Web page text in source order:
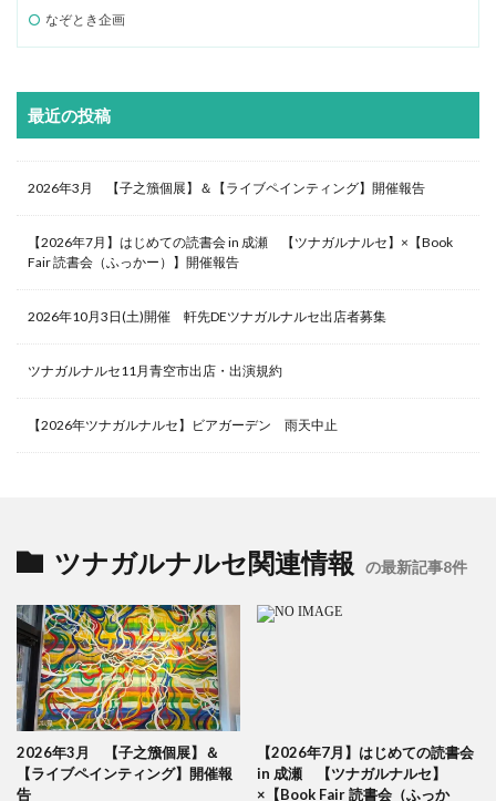
なぞとき企画
最近の投稿
2026年3月 【子之籏個展】＆【ライブペインティング】開催報告
【2026年7月】はじめての読書会 in 成瀬 【ツナガルナルセ】×【Book
Fair 読書会（ふっかー）】開催報告
2026年10月3日(土)開催 軒先DEツナガルナルセ出店者募集
ツナガルナルセ11月青空市出店・出演規約
【2026年ツナガルナルセ】ビアガーデン 雨天中止
ツナガルナルセ関連情報 の最新記事8件
2026年3月 【子之籏個展】＆
【ライブペインティング】開催報
告
【2026年7月】はじめての読書会
in 成瀬 【ツナガルナルセ】
×【Book Fair 読書会（ふっか